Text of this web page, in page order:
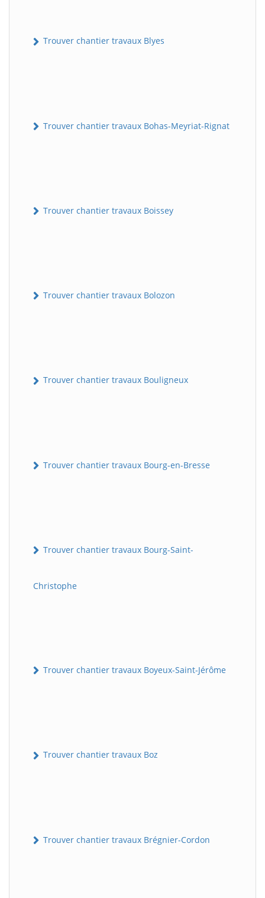
Trouver chantier travaux Blyes
Trouver chantier travaux Bohas-Meyriat-Rignat
Trouver chantier travaux Boissey
Trouver chantier travaux Bolozon
Trouver chantier travaux Bouligneux
Trouver chantier travaux Bourg-en-Bresse
Trouver chantier travaux Bourg-Saint-
Christophe
Trouver chantier travaux Boyeux-Saint-Jérôme
Trouver chantier travaux Boz
Trouver chantier travaux Brégnier-Cordon